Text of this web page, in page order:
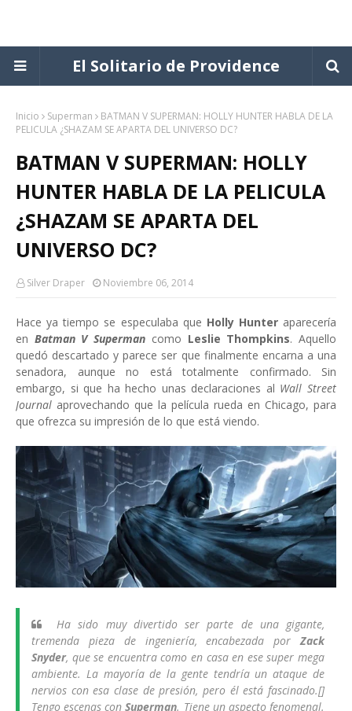
El Solitario de Providence
Inicio Superman
BATMAN V SUPERMAN: HOLLY HUNTER HABLA DE LA
PELICULA ¿SHAZAM SE APARTA DEL UNIVERSO DC?
BATMAN V SUPERMAN: HOLLY
HUNTER HABLA DE LA PELICULA
¿SHAZAM SE APARTA DEL
UNIVERSO DC?
Silver Draper Noviembre 06, 2014
Hace ya tiempo se especulaba que Holly Hunteraparecería
en Batman V Superman como Leslie Thompkins. Aquello
quedó descartado y parece ser que finalmente encarna a una
senadora, aunque no está totalmente confirmado. Sin
embargo, si que ha hecho unas declaraciones al Wall Street
Journal aprovechando que la película rueda en Chicago, para
que ofrezca su impresión de lo que está viendo.
Ha sido muy divertido ser parte de una gigante,
tremenda pieza de ingeniería, encabezada por Zack
Snyder, que se encuentra como en casa en ese super mega
ambiente. La mayoría de la gente tendría un ataque de
nervios con esa clase de presión, pero él está fascinado.[]
Tengo escenas conSuperman. Tiene un aspecto fenomenal.